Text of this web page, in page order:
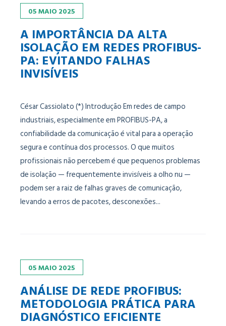
05MAIO 2025
A IMPORTÂNCIA DA ALTA
ISOLAÇÃO EM REDES PROFIBUS-
PA: EVITANDO FALHAS
INVISÍVEIS
César Cassiolato (*) Introdução Em redes de campo
industriais, especialmente em PROFIBUS-PA, a
confiabilidade da comunicação é vital para a operação
segura e contínua dos processos. O que muitos
profissionais não percebem é que pequenos problemas
de isolação — frequentemente invisíveis a olho nu —
podem ser a raiz de falhas graves de comunicação,
levando a erros de pacotes, desconexões...
05MAIO 2025
ANÁLISE DE REDE PROFIBUS:
METODOLOGIA PRÁTICA PARA
DIAGNÓSTICO EFICIENTE